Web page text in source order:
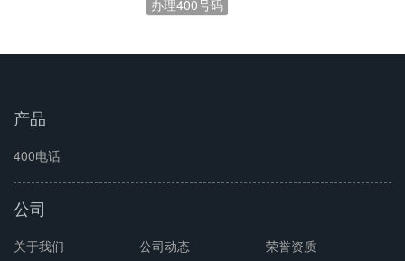
产品
400电话
公司
关于我们 公司动态
荣誉资质